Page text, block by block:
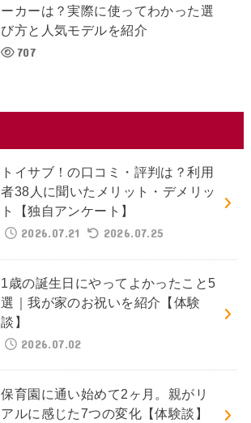
ーカーは？実際に使ってわかった選
び方と人気モデルを紹介
707
トイサブ！の口コミ・評判は？利用
者38人に聞いたメリット・デメリッ
ト【独自アンケート】
2026.07.21
2026.07.25
1歳の誕生日にやってよかったこと5
選｜我が家のお祝いを紹介【体験
談】
2026.07.02
保育園に通い始めて2ヶ月。親がリ
アルに感じた7つの変化【体験談】